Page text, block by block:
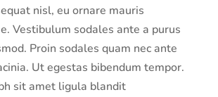
nisl, eu ornare mauris
Vestibulum sodales ante a purus
Proin sodales quam nec ante
Ut egestas bibendum tempor.
sit amet ligula blandit